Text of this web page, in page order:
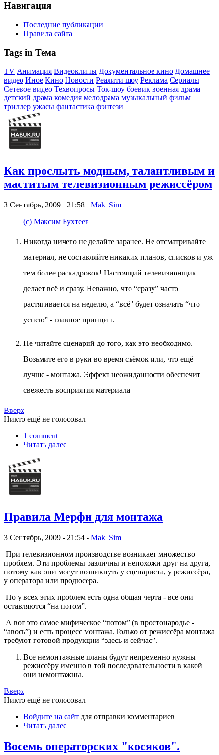
Навигация
Последние публикации
Правила сайта
Tags in Тема
TV Анимация Видеоклипы Документальное кино Домашнее
видео Иное Кино Новости Реалити шоу Реклама Сериалы
Сетевое видео Техвопросы Ток-шоу боевик военная драма
детский драма комедия мелодрама музыкальный фильм
триллер ужасы фантастика фэнтези
Как прослыть модным, талантливым и
маститым телевизионным режиссёром
3 Сентябрь, 2009 - 21:58 - Mak_Sim
(с) Максим Бухтеев
Никогда ничего не делайте заранее. Не отсматривайте
материал, не составляйте никаких планов, списков и уж
тем более раскадровок! Настоящий телевизионщик
делает всё и сразу. Неважно, что “сразу” часто
растягивается на неделю, а “всё” будет означать “что
успею” - главное принцип.
Не читайте сценарий до того, как это необходимо.
Возьмите его в руки во время съёмок или, что ещё
лучше - монтажа. Эффект неожиданности обеспечит
свежесть восприятия материала.
Вверх
Никто ещё не голосовал
1 comment
Читать далее
Правила Мерфи для монтажа
3 Сентябрь, 2009 - 21:54 - Mak_Sim
При телевизионном производстве возникает множество
проблем. Эти проблемы различны и непохожи друг на друга,
потому как они могут возникнуть у сценариста, у режиссёра,
у оператора или продюсера.
Но у всех этих проблем есть одна общая черта - все они
оставляются “на потом”.
А вот это самое мифическое “потом” (в простонародье -
“авось”) и есть процесс монтажа.Только от режиссёра монтажа
требуют готовой продукции “здесь и сейчас”.
Все немонтажные планы будут непременно нужны
режиссёру именно в той последовательности в какой
они немонтажны.
Вверх
Никто ещё не голосовал
Войдите на сайт для отправки комментариев
Читать далее
Восемь операторских "косяков".